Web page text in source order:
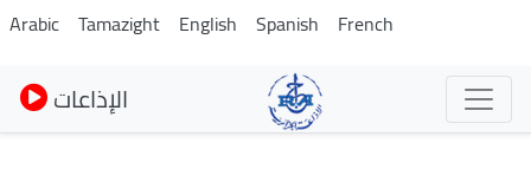
Skip
to
main
content
Arabic Tamazight English Spanish French
الإذاعات